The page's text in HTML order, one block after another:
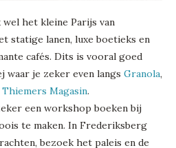
het kleine Parijs van
statige lanen, luxe boetieks en
cafés. Dits is vooral goed
waar je zeker even langs Granola,
Thiemers Magasin.
een workshop boeken bij
te maken. In Frederiksberg
bezoek het paleis en de